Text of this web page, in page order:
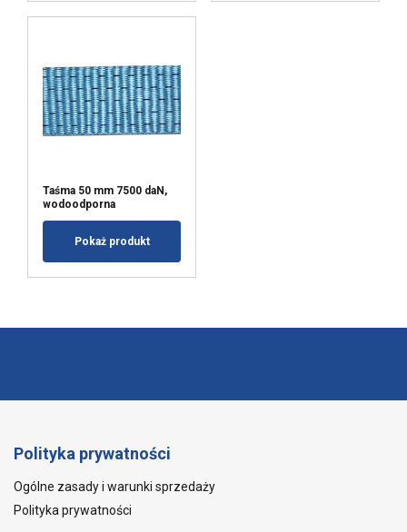
Taśma 50 mm 7500 daN,
wodoodporna
Pokaż produkt
Polityka prywatności
Ogólne zasady i warunki sprzedaży
Polityka prywatności